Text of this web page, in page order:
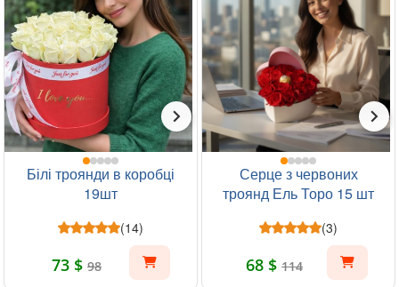
Білі троянди в коробці
19шт
(14)
73 $ 98
Серце з червоних
троянд Ель Торо 15 шт
(3)
68 $ 114